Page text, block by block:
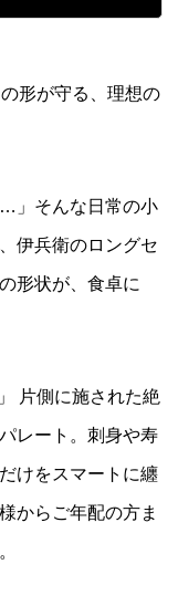
形が守る、理想の
…」そんな日常の小
伊兵衛のロングセ
形状が、食卓に
片側に施された絶
レート。刺身や寿
けをスマートに纏
からご年配の方ま